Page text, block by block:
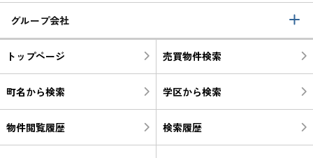
グループ会社
トップページ 売買物件検索
町名から検索 学区から検索
物件閲覧履歴 検索履歴